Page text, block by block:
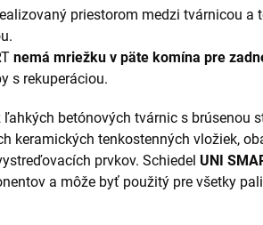
priestorom medzi tvárnicou a
nemá mriežku v päte komína pre
s rekuperáciou.
ľahkých betónových tvárnic s brúsenou
keramických tenkostenných vložiek,
prvkov. Schiedel UNI
a môže byť použitý pre všetky